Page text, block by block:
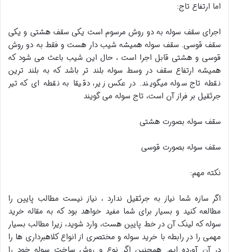
اما ارتفاع تاج:
اجرای سقف سوله به دو روش مرسوم است یکی سقف هشتی و یکی
سقف قوسی. سقف سوله همیشه شیب دار هست و فقط به دو روش
قوسی و هشتی قابل اجرا است ، حال این شیب باعث می شود که
همیشه ارتفاع سقف در وسط سوله بلند تر باشد که به بلند ترین
نقطه تاج سوله میگویند. در عکس زیر، دقیقا به نقطه ای که تیر
جرثقیل بر فراز آن است، تاج سوله می گویند
سقف سوله بصورت هشتی
سقف سوله بصورت قوسی
نکته مهم:
اگر سازه شما نیاز به جرثقیل ندارد ، نیاز نیست مطالب پایین را
مطالعه کنید و بسیار برای شما مفید خواهد بود که به مقاله خرید
سوله که لینک آن در خط پایین هست، وارد شوید، زیرا مطالب بسیار
مهمی را در رابطه با خرید سوله و مختصری از انواع کلاهبرداری ها را